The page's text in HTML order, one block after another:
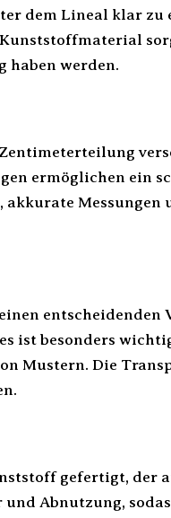
dem Lineal klar zu
haben werden.
ermöglichen ein
akkurate
entscheidenden
ist besonders
Mustern. Die
gefertigt, der
Abnutzung,